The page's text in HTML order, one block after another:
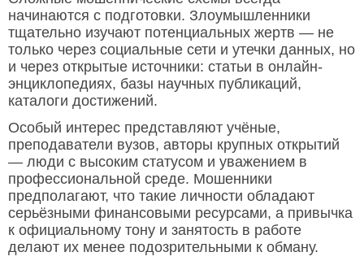
начинаются с подготовки. Злоумышленники
тщательно изучают потенциальных жертв — не
только через социальные сети и утечки данных, но
и через открытые источники: статьи в онлайн-
энциклопедиях, базы научных публикаций,
каталоги достижений.
Особый интерес представляют учёные,
преподаватели вузов, авторы крупных открытий
— люди с высоким статусом и уважением в
профессиональной среде. Мошенники
предполагают, что такие личности обладают
серьёзными финансовыми ресурсами, а привычка
к официальному тону и занятость в работе
делают их менее подозрительными к обману.